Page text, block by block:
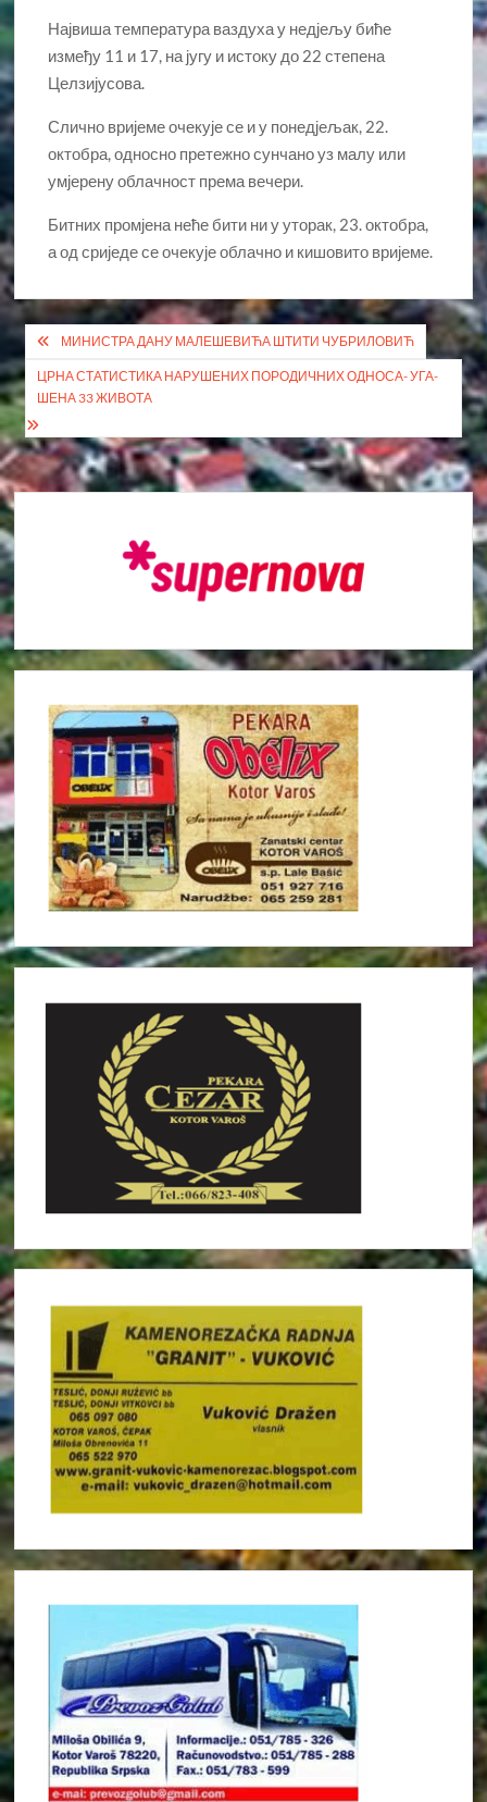
Највиша температура ваздуха у недјељу биће
између 11 и 17, на југу и истоку до 22 степена
Целзијусова.
Слично вријеме очекује се и у понедјељак, 22.
октобра, односно претежно сунчано уз малу или
умјерену облачност према вечери.
Битних промјена неће бити ни у уторак, 23. октобра,
а од сриједе се очекује облачно и кишовито вријеме.
Кретање
чланка
МИНИСТРА ДАНУ МАЛЕШЕВИЋА ШТИТИ ЧУБРИЛОВИЋ
ЦРНА СТАТИСТИКА НА­РУ­ШЕ­НИХ ПО­РО­ДИ­ЧНИХ ОДНО­СА- УГА­
ШЕ­НА 33 ЖИ­ВО­ТА